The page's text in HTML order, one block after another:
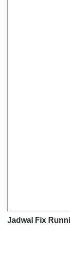
Jadwal Fix